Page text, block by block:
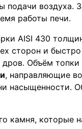
воздуха.
работы печи.
AISI 430
сторон и
Объём
, направляющие
насыщенности.
камня, которые